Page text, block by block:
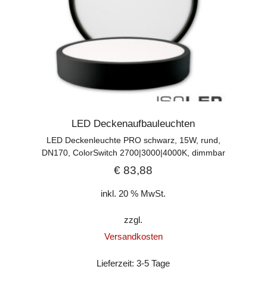
LED Deckenaufbauleuchten
LED Deckenleuchte PRO schwarz, 15W, rund,
DN170, ColorSwitch 2700|3000|4000K, dimmbar
€ 83,88
inkl. 20 % MwSt.
zzgl.
Versandkosten
Lieferzeit:3-5 Tage